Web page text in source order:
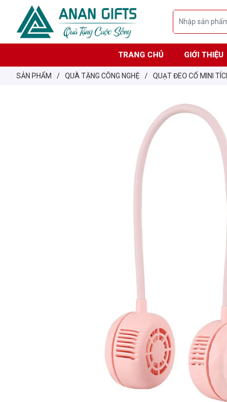
TRANG CHỦ GIỚI THIỆU
SẢN PHẨM / QUÀ TẶNG CÔNG NGHỆ / QUẠT ĐEO CỔ MINI